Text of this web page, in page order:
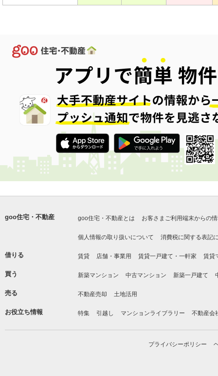
goo住宅・不動産 goo住宅・不動産とは お客さまご利用端末からの
個人情報の取り扱いについて 消費税に関する表記
借りる 賃貸 店舗・事業用 賃貸一戸建て・一軒家 賃貸
買う 新築マンション 中古マンション 新築一戸建て
売る 不動産売却 土地活用
お役立ち情報 特集 引越し マンションライブラリー 不動産会
プライバシーポリシー